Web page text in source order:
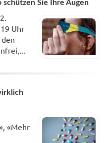
schützen Sie Ihre Augen
Uhr
«Mehr